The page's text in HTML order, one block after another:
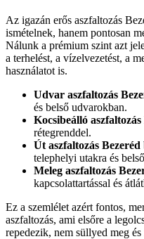
Az igazán erős aszfaltozás
ismételnek, hanem pontosan
Nálunk a prémium szint azt
a terhelést, a vízelvezetést, a
használatot is.
Udvar aszfaltozás
és belső udvarokban.
Kocsibeálló aszfaltozás
rétegrenddel.
Út aszfaltozás Bezeréd
telephelyi utakra és
Meleg aszfaltozás
kapcsolattartással és
Ez a szemlélet azért fontos,
aszfaltozás, ami elsőre a
repedezik, nem süllyed meg